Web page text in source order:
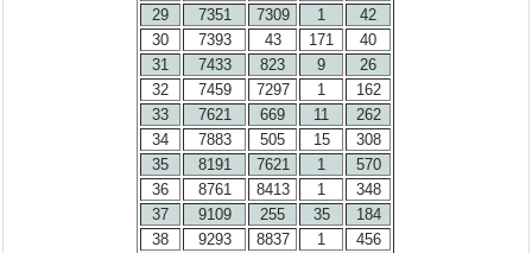
29
7351 7309 1
42
30
7393 43 171
40
31
7433 823 9
26
32
7459 7297 1
162
33
7621 669 11
262
34
7883 505 15
308
35
8191 7621 1
570
36
8761 8413 1
348
37
9109 255 35
184
38
9293 8837 1
456